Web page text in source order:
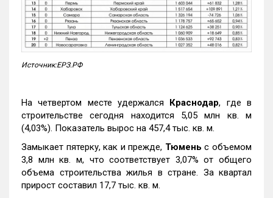
Источник:ЕРЗ.РФ
На четвертом месте удержался Краснодар, где в
строительстве сегодня находится 5,05 млн кв. м
(4,03%). Показатель вырос на 457,4 тыс. кв. м.
Замыкает пятерку, как и прежде, Тюмень с объемом
3,8 млн кв. м, что соответствует 3,07% от общего
объема строительства жилья в стране. За квартал
прирост составил 17,7 тыс. кв. м.